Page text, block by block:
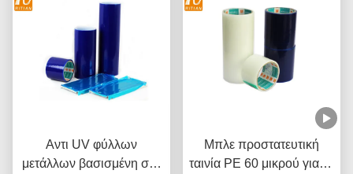
Αντι UV φύλλων
μετάλλων βασισμένη στο
Μπλε προστατευτική
ταινία PE 60 μικρού για το